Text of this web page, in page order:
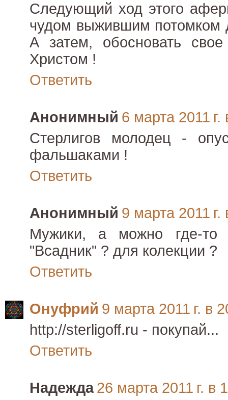
Следующий ход этого
чудом выжившим потомком
А затем, обосновать
Христом !
Ответить
Анонимный 6 марта 2011 г.
Стерлигов молодец -
фальшаками !
Ответить
Анонимный 9 марта 2011 г.
Мужики, а можно где-то
"Всадник" ? для колекции ?
Ответить
Онуфрий 9 марта 2011 г. в
http://sterligoff.ru - покупай...
Ответить
Надежда 26 марта 2011 г. в